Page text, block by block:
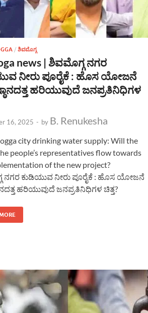
/ ಶಿವಮೊಗ್ಗ
news | ಶಿವಮೊಗ್ಗ ನಗರ
ನೀರು ಪೂರೈಕೆ : ಹೊಸ ಯೋಜನೆ
ಹರಿಯುವುದೆ ಜನಪ್ರತಿನಿಧಿಗಳ
16, 2025 - by B. Renukesha
city drinking water supply: Will the
people’s representatives flow towards
of the new project?
ನಗರ ಕುಡಿಯುವ ನೀರು ಪೂರೈಕೆ : ಹೊಸ ಯೋಜನೆ
ಹರಿಯುವುದೆ ಜನಪ್ರತಿನಿಧಿಗಳ ಚಿತ್ತ?